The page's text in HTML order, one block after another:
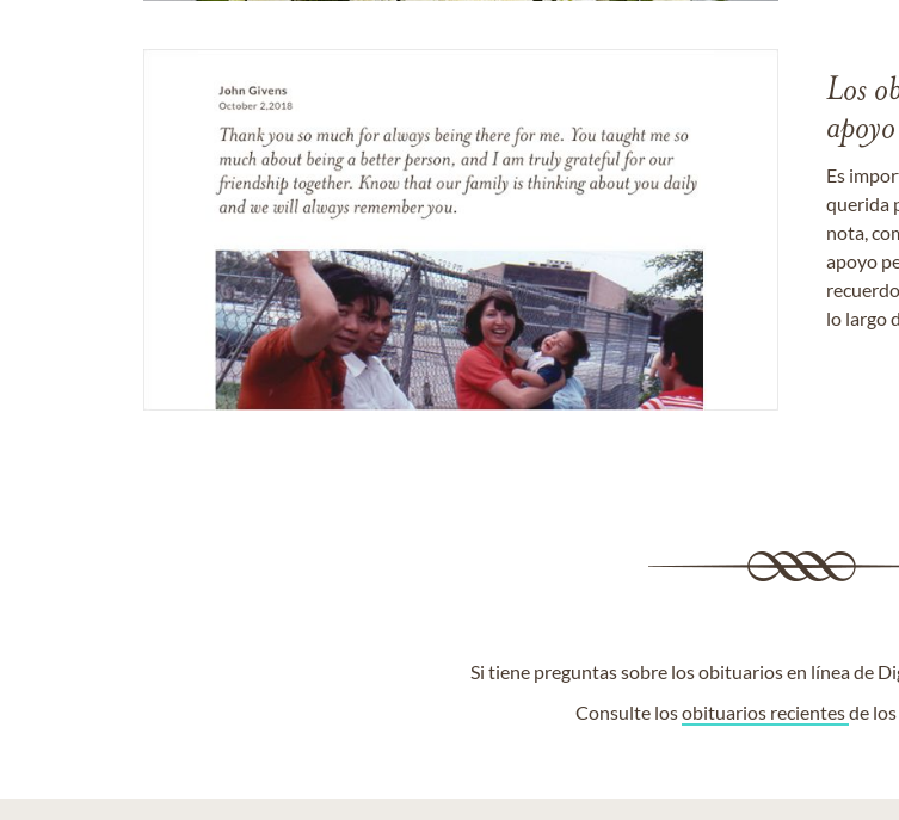
Los
apoyo
Es
querida
nota,
apoyo
lo largo
Si tiene preguntas sobre los obituarios en línea de
Consulte losobituarios recientesde